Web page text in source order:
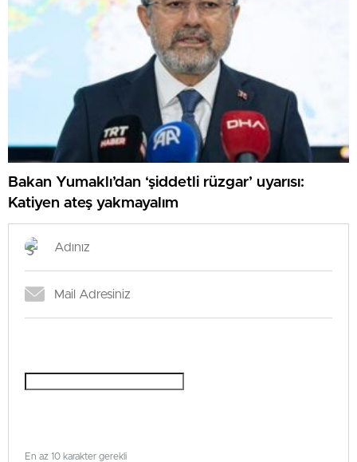
Bakan Yumaklı’dan ‘şiddetli rüzgar’ uyarısı:
Katiyen ateş yakmayalım
En az 10 karakter gerekli